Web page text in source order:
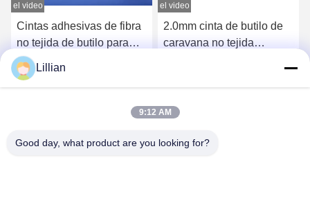
el video
Cintas adhesivas de fibra
no tejida de butilo para
carreteras de 50 mm ODM
Obtenga el mejor precio
el video
2.0mm cinta de butilo de
caravana no tejida
Lillian
9:12 AM
Good day, what product are you looking for?